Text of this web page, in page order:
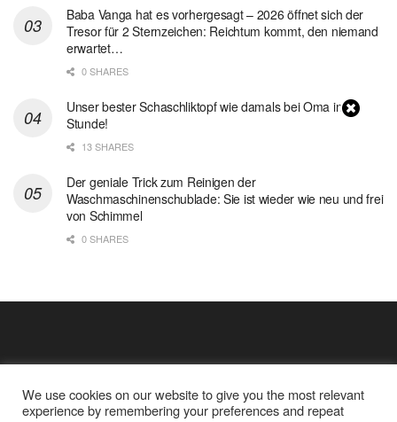
Baba Vanga hat es vorhergesagt – 2026 öffnet sich der
Tresor für 2 Sternzeichen: Reichtum kommt, den niemand
erwartet…
0 SHARES
Unser bester Schaschliktopf wie damals bei Oma in 1
Stunde!
13 SHARES
Der geniale Trick zum Reinigen der
Waschmaschinenschublade: Sie ist wieder wie neu und frei
von Schimmel
0 SHARES
We use cookies on our website to give you the most relevant
experience by remembering your preferences and repeat